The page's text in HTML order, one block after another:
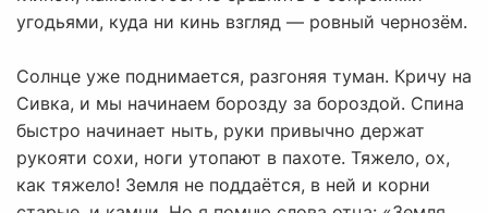
угодьями, куда ни кинь взгляд — ровный чернозём.
Солнце уже поднимается, разгоняя туман. Кричу на
Сивка, и мы начинаем борозду за бороздой. Спина
быстро начинает ныть, руки привычно держат
рукояти сохи, ноги утопают в пахоте. Тяжело, ох,
как тяжело! Земля не поддаётся, в ней и корни